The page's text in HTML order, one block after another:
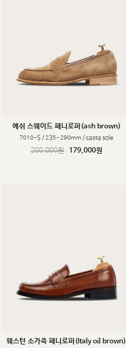
에쉬 스웨이드 페니로퍼(ash brown)
7010-S / 235~290mm / casta sole
200,000원 179,000원
웨스턴 소가죽 페니로퍼(Italy oil brown)